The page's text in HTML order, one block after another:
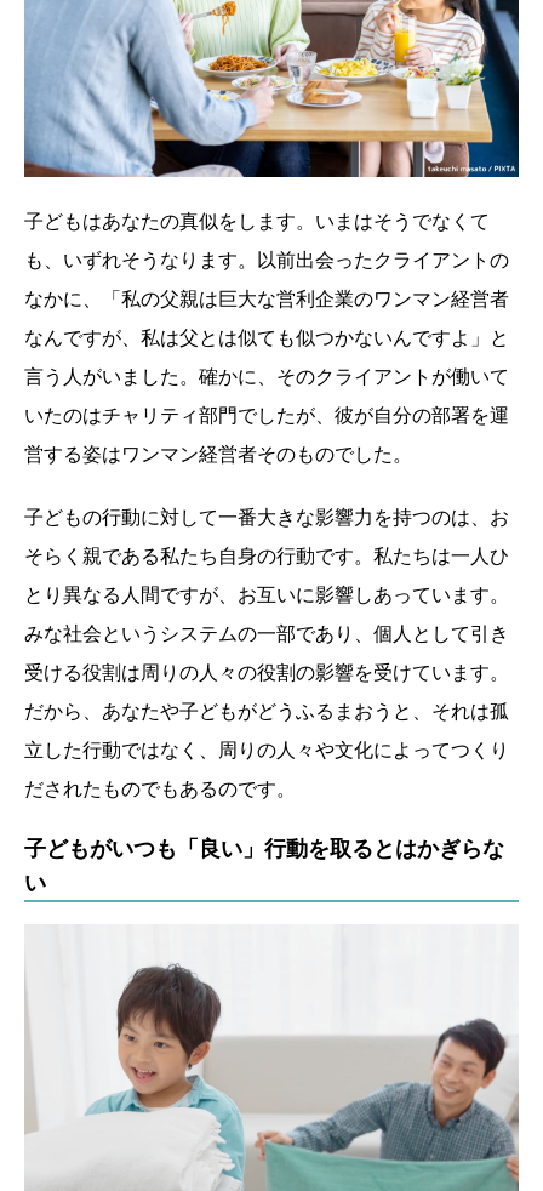
子どもはあなたの真似をします。いまはそうでなくて
も、いずれそうなります。以前出会ったクライアントの
なかに、「私の父親は巨大な営利企業のワンマン経営者
なんですが、私は父とは似ても似つかないんですよ」と
言う人がいました。確かに、そのクライアントが働いて
いたのはチャリティ部門でしたが、彼が自分の部署を運
営する姿はワンマン経営者そのものでした。
子どもの行動に対して一番大きな影響力を持つのは、お
そらく親である私たち自身の行動です。私たちは一人ひ
とり異なる人間ですが、お互いに影響しあっています。
みな社会というシステムの一部であり、個人として引き
受ける役割は周りの人々の役割の影響を受けています。
だから、あなたや子どもがどうふるまおうと、それは孤
立した行動ではなく、周りの人々や文化によってつくり
だされたものでもあるのです。
子どもがいつも「良い」行動を取るとはかぎらな
い